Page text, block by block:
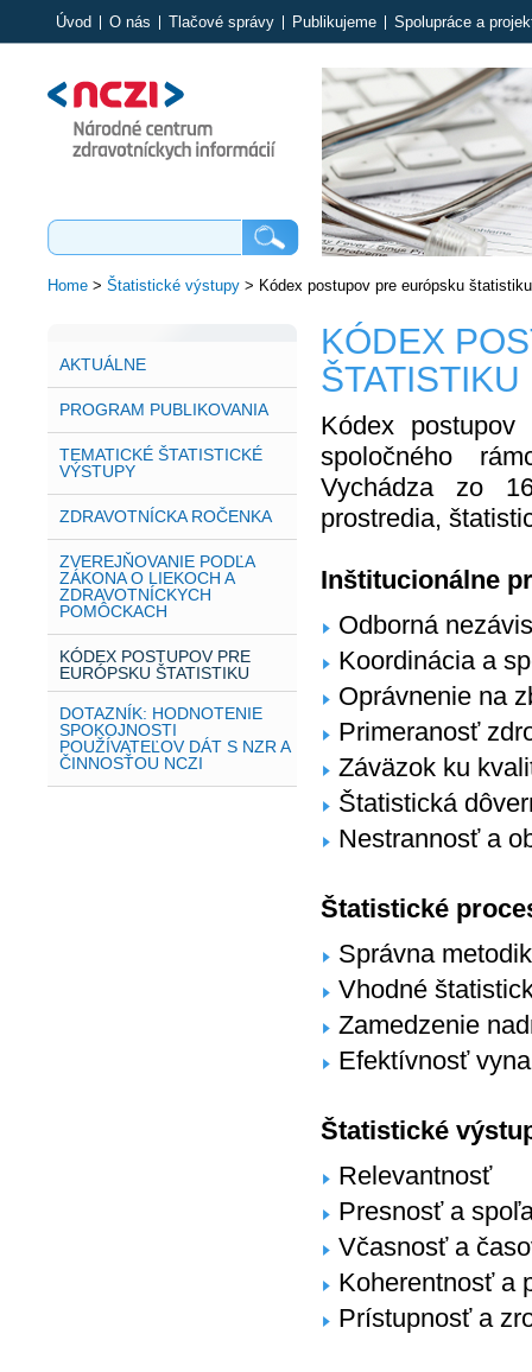
Úvod O nás Tlačové správy Publikujeme Spolupráce a
Home> Štatistické výstupy> Kódex postupov pre európsku štatistiku
AKTUÁLNE
PROGRAM PUBLIKOVANIA
TEMATICKÉ ŠTATISTICKÉ
VÝSTUPY
ZDRAVOTNÍCKA ROČENKA
ZVEREJŇOVANIE PODĽA
ZÁKONA O LIEKOCH A
ZDRAVOTNÍCKYCH
POMÔCKACH
KÓDEX POSTUPOV PRE
EURÓPSKU ŠTATISTIKU
DOTAZNÍK: HODNOTENIE
SPOKOJNOSTI
POUŽÍVATEĽOV DÁT S NZR A
ČINNOSŤOU NCZI
KÓDEX
ŠTATISTIKU
Kódex
spoločného
Vychádza zo
prostredia,
Inštitucionálne
Odborná
Koordinácia a
Oprávnenie na
Primeranosť
Záväzok ku
Štatistická
Nestrannosť a
Štatistické
Správna
Vhodné
Zamedzenie
Efektívnosť
Štatistické
Relevantnosť
Presnosť a
Včasnosť a
Koherentnosť a
Prístupnosť a